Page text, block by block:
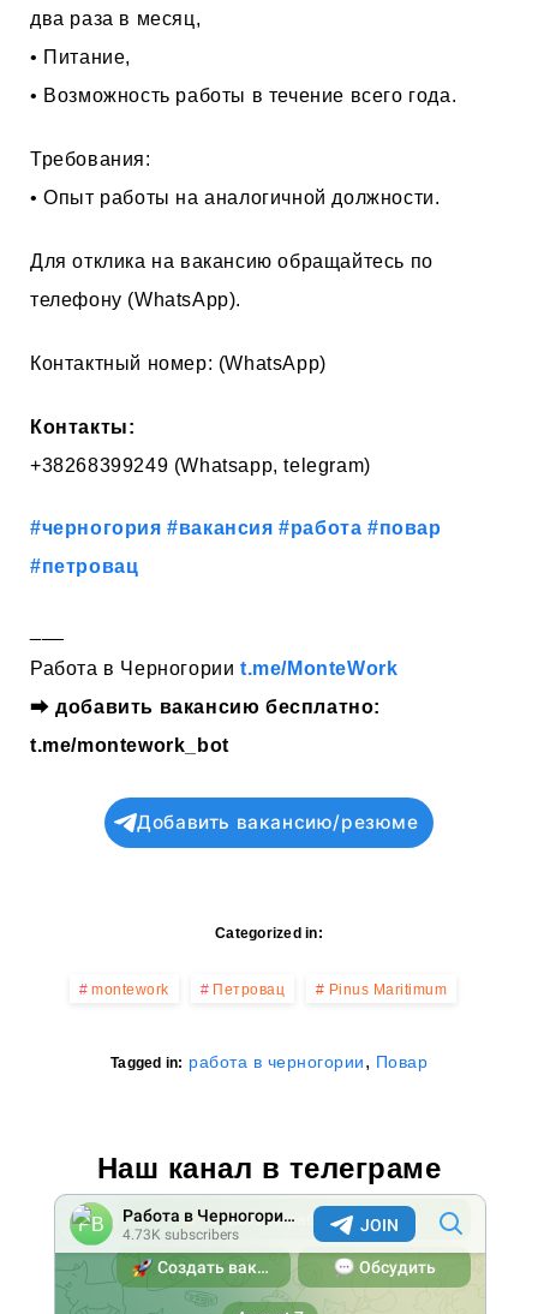
два раза в месяц,
• Питание,
• Возможность работы в течение всего года.
Требования:
• Опыт работы на аналогичной должности.
Для отклика на вакансию обращайтесь по
телефону (WhatsApp).
Контактный номер: (WhatsApp)
Контакты:
+38268399249 (Whatsapp, telegram)
#черногория #вакансия #работа #повар
#петровац
Работа в Черногории t.me/MonteWork
⮕добавить вакансию бесплатно:
t.me/montework_bot
Добавить вакансию/резюме
Categorized in:
montework Петровац Pinus Maritimum
Tagged in: работа в черногории, Повар
Наш канал в телеграме